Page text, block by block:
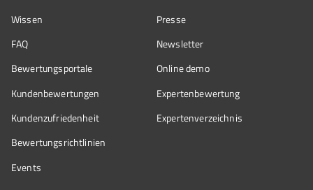
Wissen
FAQ
Bewertungsportale
Kundenbewertungen
Kundenzufriedenheit
Bewertungs­richtlinien
Events
Presse
Newsletter
Online demo
Expertenbewertung
Expertenverzeichnis